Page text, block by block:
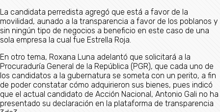
La candidata perredista agregó que está a favor de la
movilidad, aunado a la transparencia a favor de los poblanos y
sin ningún tipo de negocios a beneficio en este caso de una
sola empresa la cual fue Estrella Roja.
En otro tema, Roxana Luna adelantó que solicitará a la
Procuraduría General de la República (PGR), que cada uno de
los candidatos a la gubernatura se someta con un perito, a fin
de poder constatar cómo adquirieron sus bienes, pues indicó
que el actual candidato de Acción Nacional, Antonio Gali no ha
presentado su declaración en la plataforma de transparencia